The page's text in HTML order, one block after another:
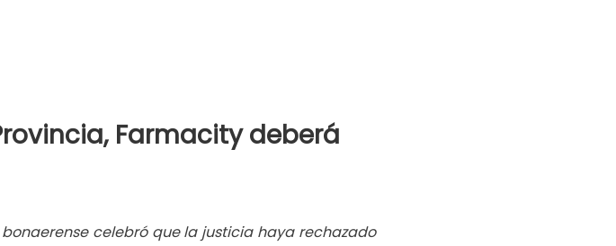
Farmacity deberá
celebró que la justicia haya rechazado